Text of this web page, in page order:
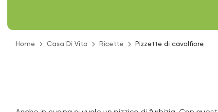
Home Casa Di Vita Ricette Pizzette di cavolfiore